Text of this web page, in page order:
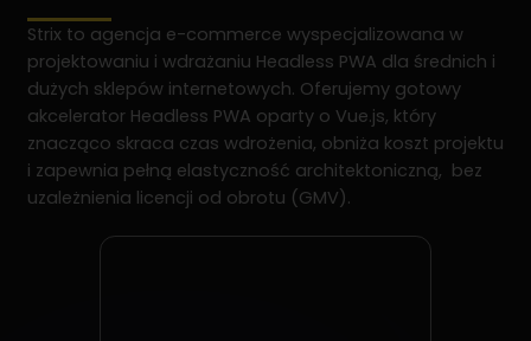
Strix to agencja e-commerce wyspecjalizowana w
projektowaniu i wdrażaniu Headless PWA dla średnich i
dużych sklepów internetowych. Oferujemy gotowy
akcelerator Headless PWA oparty o Vue.js, który
znacząco skraca czas wdrożenia, obniża koszt projektu
i zapewnia pełną elastyczność architektoniczną, bez
uzależnienia licencji od obrotu (GMV).